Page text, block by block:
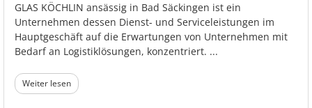
GLAS KÖCHLIN ansässig in Bad Säckingen ist ein
Unternehmen dessen Dienst- und Serviceleistungen im
Hauptgeschäft auf die Erwartungen von Unternehmen mit
Bedarf an Logistiklösungen, konzentriert. ...
Weiter lesen